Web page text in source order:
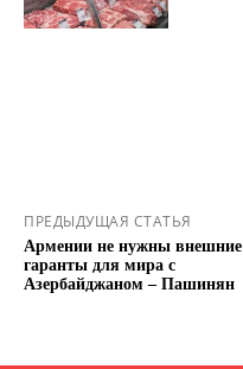
ПРЕДЫДУЩАЯ СТАТЬЯ
Армении не нужны внешние
гаранты для мира с
Азербайджаном – Пашинян